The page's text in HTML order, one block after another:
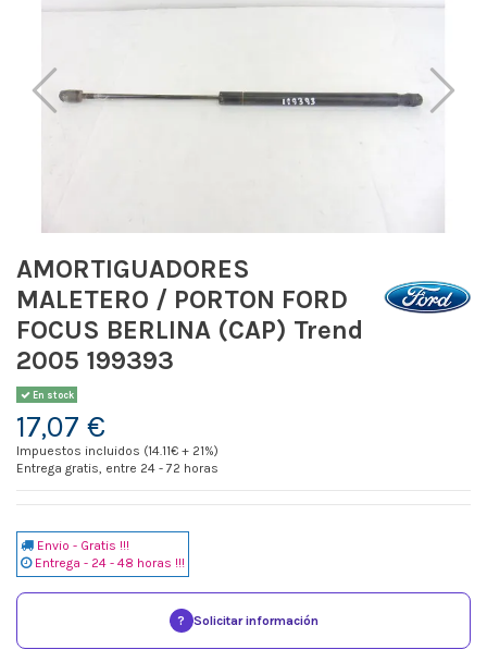
AMORTIGUADORES
MALETERO / PORTON FORD
FOCUS BERLINA (CAP) Trend
2005 199393
En stock
17,07 €
Impuestos incluidos (14.11€ + 21%)
Entrega gratis, entre 24 - 72 horas
Envio - Gratis !!!
Entrega - 24 - 48 horas !!!
? Solicitar información